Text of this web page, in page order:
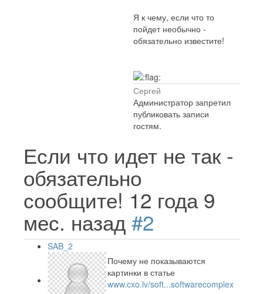
Я к чему, если что то
пойдет необычно -
обязательно известите!
Сергей
Администратор запретил
публиковать записи
гостям.
Если что идет не так -
обязательно
сообщите! 12 года 9
мес. назад #2
SAB_2
Почему не показываются
картинки в статье
www.cxo.lv/soft...softwarecomplex